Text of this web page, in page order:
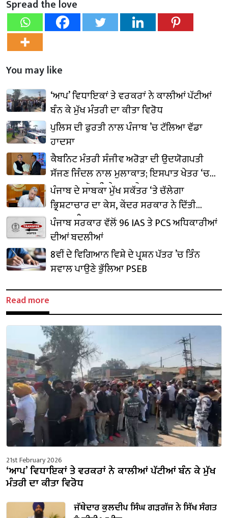
Spread the love
You may like
‘ਆਪ’ ਵਿਧਾਇਕਾਂ ਤੇ ਵਰਕਰਾਂ ਨੇ ਕਾਲੀਆਂ ਪੱਟੀਆਂ
ਬੰਨ ਕੇ ਮੁੱਖ ਮੰਤਰੀ ਦਾ ਕੀਤਾ ਵਿਰੋਧ
ਪੁਲਿਸ ਦੀ ਫੁਰਤੀ ਨਾਲ ਪੰਜਾਬ ’ਚ ਟੱਲਿਆ ਵੱਡਾ
ਹਾਦਸਾ
ਕੈਬਨਿਟ ਮੰਤਰੀ ਸੰਜੀਵ ਅਰੋੜਾ ਦੀ ਉਦਯੋਗਪਤੀ
ਸੱਜਣ ਜਿੰਦਲ ਨਾਲ ਮੁਲਾਕਾਤ; ਇਸਪਾਤ ਖੇਤਰ ‘ਚ
₹1,500 ਕਰੋੜ ਨਿਵੇਸ਼ ਦਾ ਐਲਾਨ
ਪੰਜਾਬ ਦੇ ਸਾਬਕਾ ਮੁੱਖ ਸਕੱਤਰ ‘ਤੇ ਚੱਲੇਗਾ
ਭ੍ਰਿਸ਼ਟਾਚਾਰ ਦਾ ਕੇਸ, ਕੇਂਦਰ ਸਰਕਾਰ ਨੇ ਦਿੱਤੀ
ਪ੍ਰਵਾਨਗੀ
ਪੰਜਾਬ ਸਰਕਾਰ ਵੱਲੋਂ 96 IAS ਤੇ PCS ਅਧਿਕਾਰੀਆਂ
ਦੀਆਂ ਬਦਲੀਆਂ
8ਵੀਂ ਦੇ ਵਿਗਿਆਨ ਵਿਸ਼ੇ ਦੇ ਪ੍ਰਸ਼ਨ ਪੱਤਰ ’ਚ ਤਿੰਨ
ਸਵਾਲ ਪਾਉਣੇ ਭੁੱਲਿਆ PSEB
Read more
21st February 2026
‘ਆਪ’ ਵਿਧਾਇਕਾਂ ਤੇ ਵਰਕਰਾਂ ਨੇ ਕਾਲੀਆਂ ਪੱਟੀਆਂ ਬੰਨ ਕੇ ਮੁੱਖ
ਮੰਤਰੀ ਦਾ ਕੀਤਾ ਵਿਰੋਧ
ਜੱਥੇਦਾਰ ਕੁਲਦੀਪ ਸਿੰਘ ਗੜਗੱਜ ਨੇ ਸਿੱਖ ਸੰਗਤ